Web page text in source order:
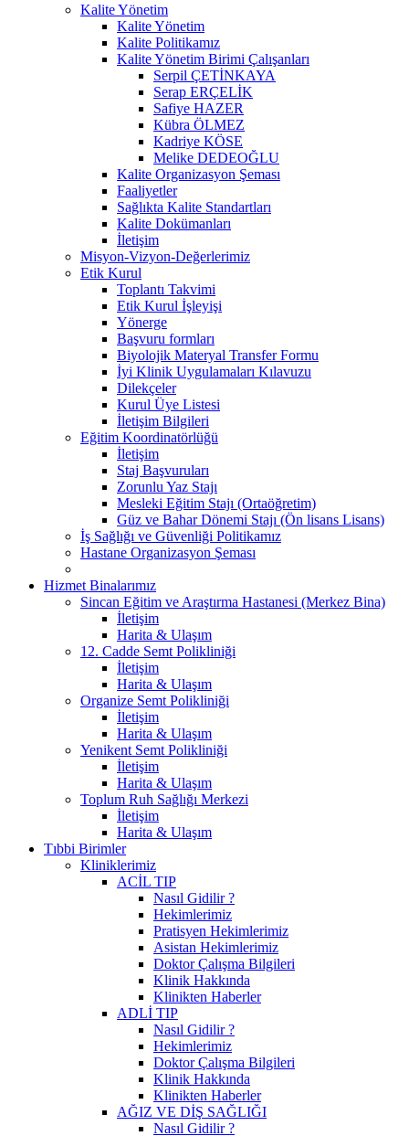
Kalite Yönetim
Kalite Yönetim
Kalite Politikamız
Kalite Yönetim Birimi Çalışanları
Serpil ÇETİNKAYA
Serap ERÇELİK
Safiye HAZER
Kübra ÖLMEZ
Kadriye KÖSE
Melike DEDEOĞLU
Kalite Organizasyon Şeması
Faaliyetler
Sağlıkta Kalite Standartları
Kalite Dokümanları
İletişim
Misyon-Vizyon-Değerlerimiz
Etik Kurul
Toplantı Takvimi
Etik Kurul İşleyişi
Yönerge
Başvuru formları
Biyolojik Materyal Transfer Formu
İyi Klinik Uygulamaları Kılavuzu
Dilekçeler
Kurul Üye Listesi
İletişim Bilgileri
Eğitim Koordinatörlüğü
İletişim
Staj Başvuruları
Zorunlu Yaz Stajı
Mesleki Eğitim Stajı (Ortaöğretim)
Güz ve Bahar Dönemi Stajı (Ön lisans Lisans)
İş Sağlığı ve Güvenliği Politikamız
Hastane Organizasyon Şeması
Hizmet Binalarımız
Sincan Eğitim ve Araştırma Hastanesi (Merkez Bina)
İletişim
Harita & Ulaşım
12. Cadde Semt Polikliniği
İletişim
Harita & Ulaşım
Organize Semt Polikliniği
İletişim
Harita & Ulaşım
Yenikent Semt Polikliniği
İletişim
Harita & Ulaşım
Toplum Ruh Sağlığı Merkezi
İletişim
Harita & Ulaşım
Tıbbi Birimler
Kliniklerimiz
ACİL TIP
Nasıl Gidilir ?
Hekimlerimiz
Pratisyen Hekimlerimiz
Asistan Hekimlerimiz
Doktor Çalışma Bilgileri
Klinik Hakkında
Klinikten Haberler
ADLİ TIP
Nasıl Gidilir ?
Hekimlerimiz
Doktor Çalışma Bilgileri
Klinik Hakkında
Klinikten Haberler
AĞIZ VE DİŞ SAĞLIĞI
Nasıl Gidilir ?